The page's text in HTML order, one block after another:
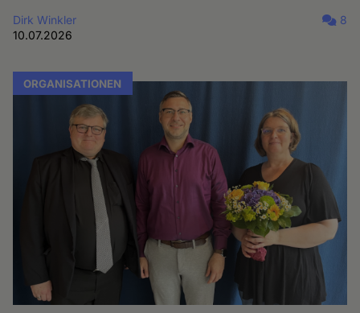
Dirk Winkler
10.07.2026
8
ORGANISATIONEN